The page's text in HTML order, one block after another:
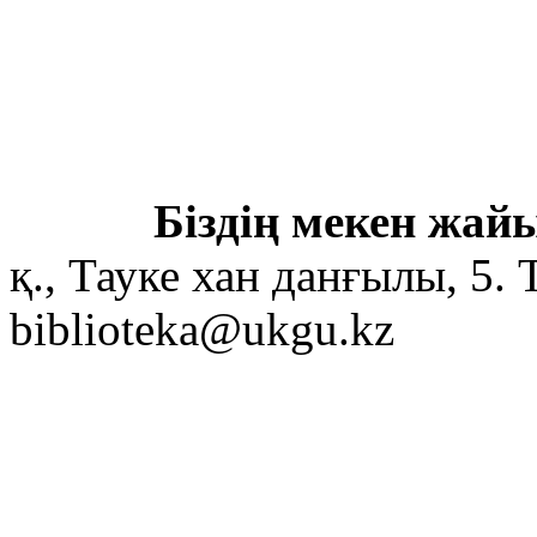
Біздің мекен
қ., Тауке хан данғылы,
biblioteka@ukgu.kz